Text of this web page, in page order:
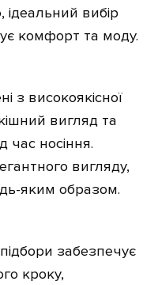
ідеальний вибір
комфорт та моду.
з високоякісної
вигляд та
носіння.
вигляду,
яким образом.
забезпечує
кроку,